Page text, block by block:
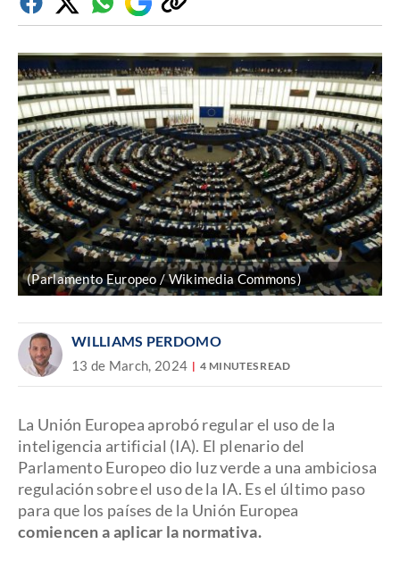
FacebookTwitterWhatsapp
Google
Discover
Copiar
enlace
(Parlamento Europeo / Wikimedia Commons)
WILLIAMS PERDOMO
13 de March, 2024 4 MINUTES READ
La Unión Europea aprobó regular el uso de la
inteligencia artificial (IA). El plenario del
Parlamento Europeo dio luz verde a una ambiciosa
regulación sobre el uso de la IA. Es el último paso
para que los países de la Unión Europea
comiencen a aplicar la normativa.